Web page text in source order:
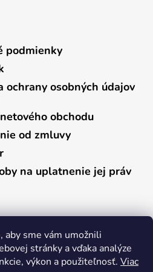
aby sme vám umožnili
stránky a vďaka analýze
výkon a použiteľnosť. Viac
podmienky
ochrany osobných údajov
obchodu
od zmluvy
na uplatnenie jej práv